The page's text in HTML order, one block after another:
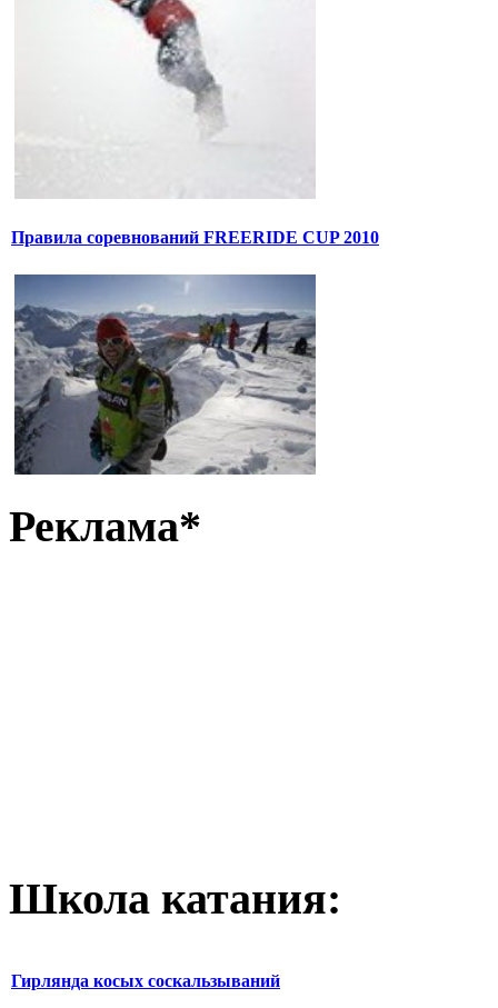
Правила соревнований FREERIDE CUP 2010
Реклама*
Школа катания:
Гирлянда косых соскальзываний